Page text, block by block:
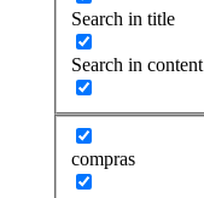
Search in title
Search in content
compras